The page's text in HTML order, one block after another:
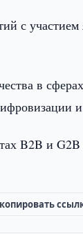
с
в
B2B и